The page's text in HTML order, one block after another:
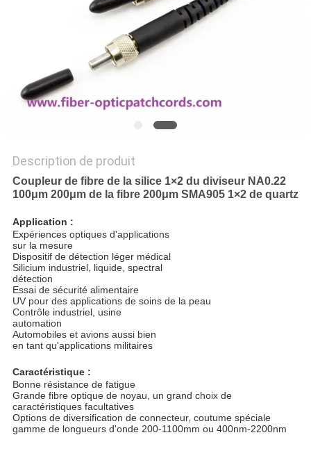
PRIVACY
POLICY
Description de produit
Coupleur de fibre de la silice 1×2 du diviseur NA0.22
100μm 200μm de la fibre 200μm SMA905 1×2 de quartz
Application :
Expériences optiques d'applications
sur la mesure
Dispositif de détection léger médical
Silicium industriel, liquide, spectral
détection
Essai de sécurité alimentaire
UV pour des applications de soins de la peau
Contrôle industriel, usine
automation
Automobiles et avions aussi bien
en tant qu'applications militaires
Caractéristique :
Bonne résistance de fatigue
Grande fibre optique de noyau, un grand choix de
caractéristiques facultatives
Options de diversification de connecteur, coutume spéciale
gamme de longueurs d'onde 200-1100mm ou 400nm-2200nm